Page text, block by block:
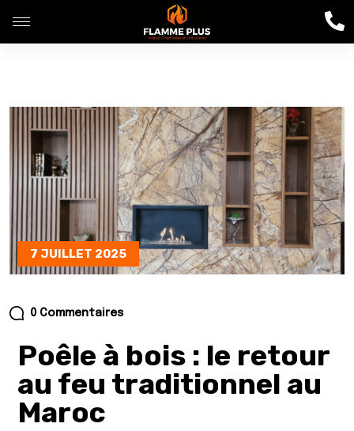
7 JUILLET 2025
0 Commentaires
Poêle à bois : le retour
au feu traditionnel au
Maroc